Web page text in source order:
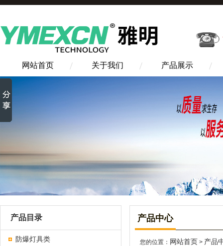
网站首页 关于我们 产品展示
产品目录
防爆灯具类
产品中心
您的位置： 网站首页 > 产品